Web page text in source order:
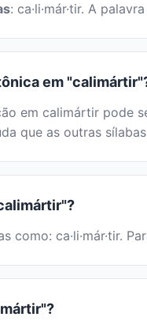
: ca·li·már·tir. A
em
em calimártir pode
que as outras
como: ca·li·már·tir.